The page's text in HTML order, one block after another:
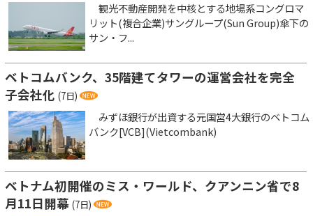
観光不動産開発を中核とする地場系コングロマ
リット(複合企業)サングループ(Sun Group)傘下の
サン・フ...
ベトコムバンク、35階建てタワーの運営会社を完全
子会社化 (7日)
みずほ銀行が出資する元国営4大銀行のベトコム
バンク[VCB](Vietcombank)
ベトナム初開催のミス・ワールド、クアンニン省で8
月11日開幕 (7日)